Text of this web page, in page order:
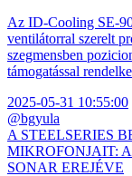
Az ID-Cooling SE-
ventilátorral szerelt
szegmensben
támogatással
2025-05-31 10:55:00
@bgyula
A STEELSERIES
MIKROFONJAIT:
SONAR EREJÉVE